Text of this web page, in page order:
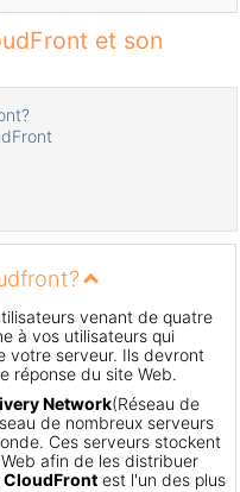
et son
venant de quatre
à vos utilisateurs qui
votre serveur. Ils devront
réponse du site Web.
Network(Réseau de
de nombreux serveurs
Ces serveurs stockent
afin de les distribuer
CloudFront est l'un des plus